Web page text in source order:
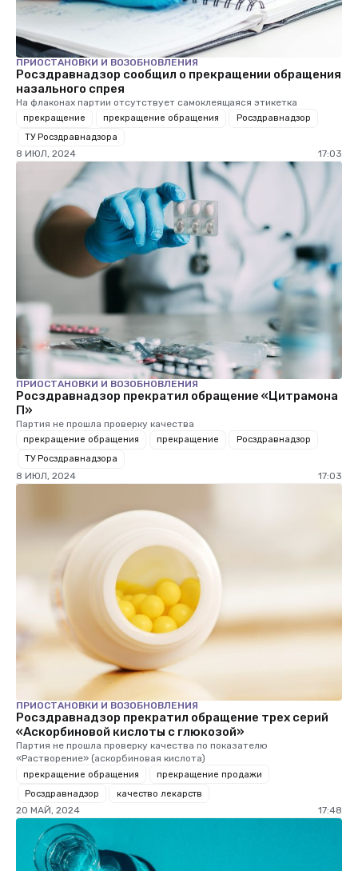
ПРИОСТАНОВКИ И ВОЗОБНОВЛЕНИЯ
Росздравнадзор сообщил о прекращении обращения
назального спрея
На флаконах партии отсутствует самоклеящаяся этикетка
прекращение прекращение обращения
Росздравнадзор
ТУ Росздравнадзора
8 ИЮЛ, 2024 17:03
ПРИОСТАНОВКИ И ВОЗОБНОВЛЕНИЯ
Росздравнадзор прекратил обращение «Цитрамона
П»
Партия не прошла проверку качества
прекращение обращения прекращение
Росздравнадзор
ТУ Росздравнадзора
8 ИЮЛ, 2024 17:03
ПРИОСТАНОВКИ И ВОЗОБНОВЛЕНИЯ
Росздравнадзор прекратил обращение трех серий
«Аскорбиновой кислоты с глюкозой»
Партия не прошла проверку качества по показателю
«Растворение» (аскорбиновая кислота)
прекращение обращения
прекращение продажи
Росздравнадзор
качество лекарств
20 МАЙ, 2024 17:48